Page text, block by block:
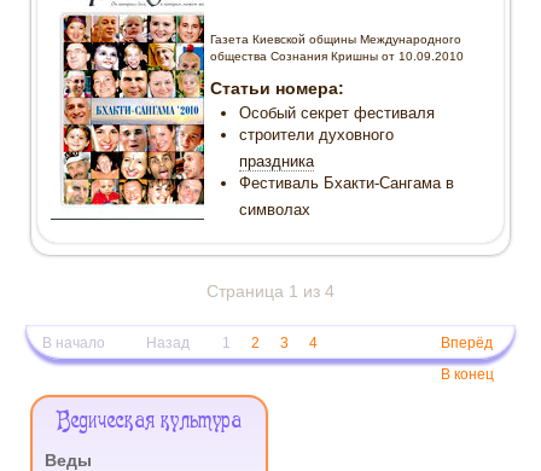
Газета Киевской общины Международного
общества Сознания Кришны от 10.09.2010
Статьи номера:
Особый секрет фестиваля
строители духовного
праздника
Фестиваль Бхакти-Сангама в
символах
Страница 1 из 4
В начало Назад 1 2 3 4
Вперёд
В конец
Меню
Ведическая культура
Веды